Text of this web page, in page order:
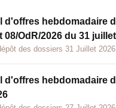
d'offres hebdomadaire
08/OdR/2026 du 31
des dossiers 31 Juillet 2026
d'offres hebdomadaire